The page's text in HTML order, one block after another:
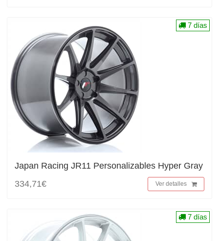
Japan Racing JR11 Personalizables Hyper Gray
334,71€
Ver detalles
7 días
7 días